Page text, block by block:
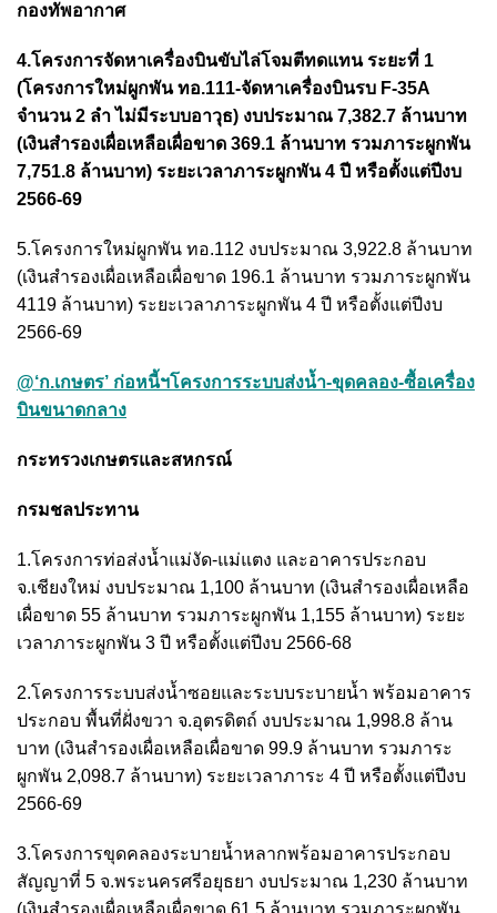
กองทัพอากาศ
4.โครงการจัดหาเครื่องบินขับไล่โจมตีทดแทน ระยะที่ 1
(โครงการใหม่ผูกพัน ทอ.111-จัดหาเครื่องบินรบ F-35A
จำนวน 2 ลำ ไม่มีระบบอาวุธ) งบประมาณ 7,382.7 ล้านบาท
(เงินสำรองเผื่อเหลือเผื่อขาด 369.1 ล้านบาท รวมภาระผูกพัน
7,751.8 ล้านบาท) ระยะเวลาภาระผูกพัน 4 ปี หรือตั้งแต่ปีงบ
2566-69
5.โครงการใหม่ผูกพัน ทอ.112 งบประมาณ 3,922.8 ล้านบาท
(เงินสำรองเผื่อเหลือเผื่อขาด 196.1 ล้านบาท รวมภาระผูกพัน
4119 ล้านบาท) ระยะเวลาภาระผูกพัน 4 ปี หรือตั้งแต่ปีงบ
2566-69
@‘ก.เกษตร’ ก่อหนี้ฯโครงการระบบส่งน้ำ-ขุดคลอง-ซื้อเครื่อง
บินขนาดกลาง
กระทรวงเกษตรและสหกรณ์
กรมชลประทาน
1.โครงการท่อส่งน้ำแม่งัด-แม่แตง และอาคารประกอบ
จ.เชียงใหม่ งบประมาณ 1,100 ล้านบาท (เงินสำรองเผื่อเหลือ
เผื่อขาด 55 ล้านบาท รวมภาระผูกพัน 1,155 ล้านบาท) ระยะ
เวลาภาระผูกพัน 3 ปี หรือตั้งแต่ปีงบ 2566-68
2.โครงการระบบส่งน้ำซอยและระบบระบายน้ำ พร้อมอาคาร
ประกอบ พื้นที่ฝั่งขวา จ.อุตรดิตถ์ งบประมาณ 1,998.8 ล้าน
บาท (เงินสำรองเผื่อเหลือเผื่อขาด 99.9 ล้านบาท รวมภาระ
ผูกพัน 2,098.7 ล้านบาท) ระยะเวลาภาระ 4 ปี หรือตั้งแต่ปีงบ
2566-69
3.โครงการขุดคลองระบายน้ำหลากพร้อมอาคารประกอบ
สัญญาที่ 5 จ.พระนครศรีอยุธยา งบประมาณ 1,230 ล้านบาท